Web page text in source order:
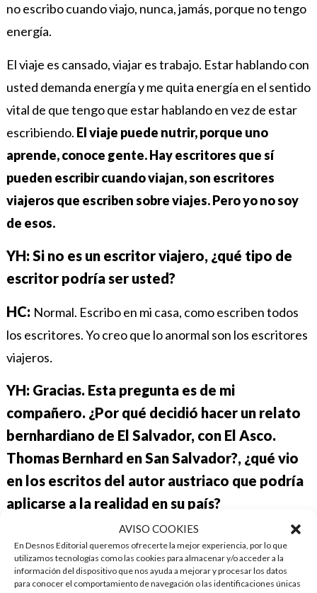
AVISO COOKIES
En Desnos Editorial queremos ofrecerte la mejor experiencia, por lo que
utilizamos tecnologías como las cookies para almacenar y/o acceder a la
información del dispositivo que nos ayuda a mejorar y procesar los datos
para conocer el comportamiento de navegación o las identificaciones únicas
no escribo cuando viajo, nunca, jamás, porque no tengo
energía.
El viaje es cansado, viajar es trabajo. Estar hablando con
usted demanda energía y me quita energía en el sentido
vital de que tengo que estar hablando en vez de estar
escribiendo. El viaje puede nutrir, porque uno
aprende, conoce gente. Hay escritores que sí
pueden escribir cuando viajan, son escritores
viajeros que escriben sobre viajes. Pero yo no soy
de esos.
YH: Si no es un escritor viajero, ¿qué tipo de
escritor podría ser usted?
HC: Normal. Escribo en mi casa, como escriben todos
los escritores. Yo creo que lo anormal son los escritores
viajeros.
YH: Gracias. Esta pregunta es de mi
compañero. ¿Por qué decidió hacer un relato
bernhardiano de El Salvador, con El Asco.
Thomas Bernhard en San Salvador?, ¿qué vio
en los escritos del autor austriaco que podría
aplicarse a la realidad en su país?
Bernhard lo que tiene es acidez, amargura.
prosa de Bernhard es como una culebra cascabel.
Zumba, y está construida en función de la fuga. Y la